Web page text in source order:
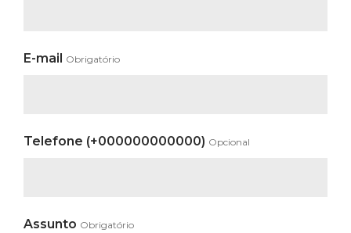
E-mail Obrigatório
Telefone (+000000000000) Opcional
Assunto Obrigatório